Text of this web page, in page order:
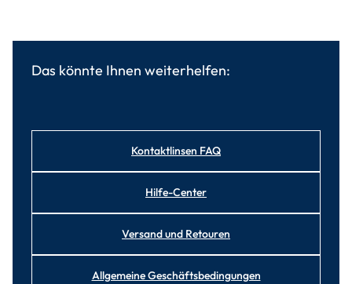
Das könnte Ihnen weiterhelfen:
Kontaktlinsen FAQ
Hilfe-Center
Versand und Retouren
Allgemeine Geschäftsbedingungen